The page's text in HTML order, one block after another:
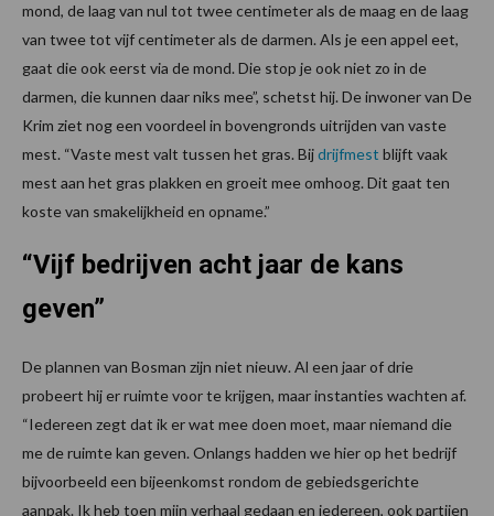
mond, de laag van nul tot twee centimeter als de maag en de laag
van twee tot vijf centimeter als de darmen. Als je een appel eet,
gaat die ook eerst via de mond. Die stop je ook niet zo in de
darmen, die kunnen daar niks mee”, schetst hij. De inwoner van De
Krim ziet nog een voordeel in bovengronds uitrijden van vaste
mest. “Vaste mest valt tussen het gras. Bijdrijfmest blijft vaak
mest aan het gras plakken en groeit mee omhoog. Dit gaat ten
koste van smakelijkheid en opname.”
“Vijf bedrijven acht jaar de kans
geven”
De plannen van Bosman zijn niet nieuw. Al een jaar of drie
probeert hij er ruimte voor te krijgen, maar instanties wachten af.
“Iedereen zegt dat ik er wat mee doen moet, maar niemand die
me de ruimte kan geven. Onlangs hadden we hier op het bedrijf
bijvoorbeeld een bijeenkomst rondom de gebiedsgerichte
aanpak. Ik heb toen mijn verhaal gedaan en iedereen, ook partijen